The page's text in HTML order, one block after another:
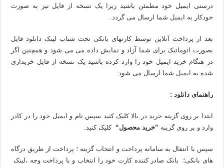
درستی ایمیل خود مطمئن باشید زیرا یک نسخه از فایل نیز به صورت
خودکار به ایمیل شما ارسال می گردد.
بعد از پرداخت آنلاین توسط کارتهای بانکی تحت شتاب لینک دانلود فایل
بصورت اتوماتیک برای شما آزاد و نمایش داده می می شود و همچنین اگر
در هنگام خرید ایمیل خود را وارد کرده باشید یک نسخه از فایل خریداری
شده به ایمیل شما ارسال می شود.
راهنمای دانلود :
ابتدا بر روی گزینه خرید در بالا کلیک کنید سپس نام و ایمیل خود را در کادر
وارد و بر روی گزینه ”خرید محصول“ کلیک کنید.
سپس با انتقال به سامانه پرداخت و انتخاب گزینه ؛ پرداخت از طریق درگاه
های بانکی؛ بانک صادر کننده کارت خود را انتخاب و با پرداخت وجه ،لینک